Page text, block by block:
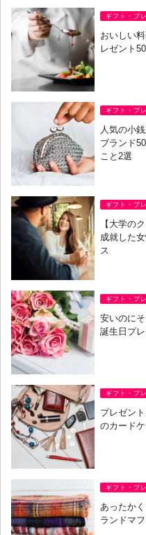
ギフト・プ
おいしい
レゼント
ギフト・プ
人気の小
ブランド
こと2選
ギフト・プ
【大学の
成就した
ス
ギフト・プ
安いのに
誕生日プ
ギフト・プ
プレゼン
のカード
ギフト・プ
あったか
ランドマ